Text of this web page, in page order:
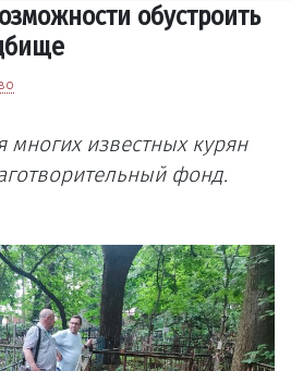
обустроить
многих известных курян
фонд.